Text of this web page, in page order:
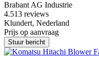
Brabant AG Industrie
4.513 reviews
Klundert, Nederland
Prijs op aanvraag
Stuur bericht